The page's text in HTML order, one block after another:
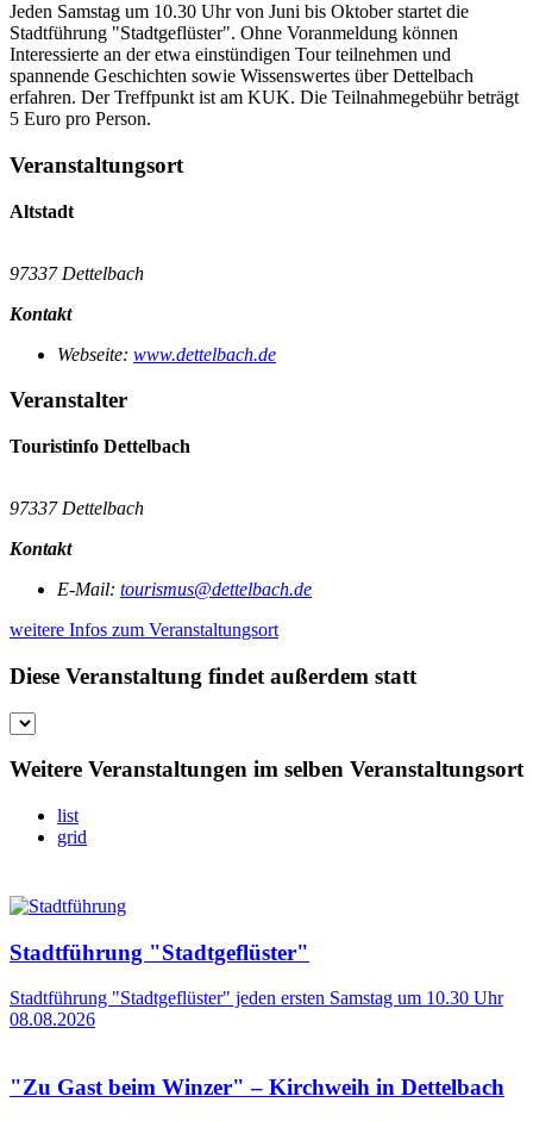
Jeden Samstag um 10.30 Uhr von Juni bis Oktober startet die
Stadtführung "Stadtgeflüster". Ohne Voranmeldung können
Interessierte an der etwa einstündigen Tour teilnehmen und
spannende Geschichten sowie Wissenswertes über Dettelbach
erfahren. Der Treffpunkt ist am KUK. Die Teilnahmegebühr beträgt
5 Euro pro Person.
Veranstaltungsort
Altstadt
97337 Dettelbach
Kontakt
Webseite: www.dettelbach.de
Veranstalter
Touristinfo Dettelbach
97337 Dettelbach
Kontakt
E-Mail: tourismus@dettelbach.de
weitere Infos zum Veranstaltungsort
Diese Veranstaltung findet außerdem statt
Weitere Veranstaltungen im selben Veranstaltungsort
list
grid
Stadtführung "Stadtgeflüster"
Stadtführung "Stadtgeflüster" jeden ersten Samstag um 10.30 Uhr
08.08.2026
"Zu Gast beim Winzer" – Kirchweih in Dettelbach